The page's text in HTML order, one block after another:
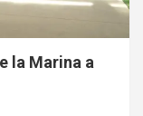
la Marina a